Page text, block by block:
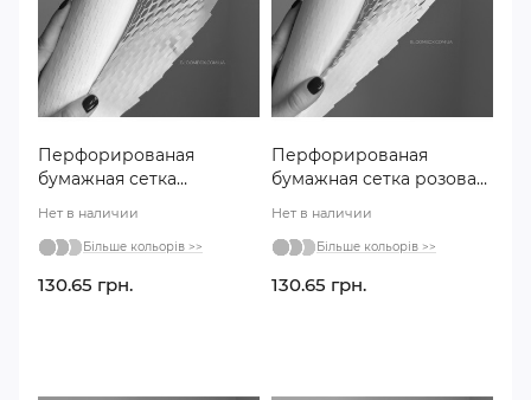
Перфорированая
бумажная сетка
Нет в наличии
Більше кольорів >>
130.65 грн.
Перфорированая
бумажная сетка розовая
Нет в наличии
Більше кольорів >>
130.65 грн.